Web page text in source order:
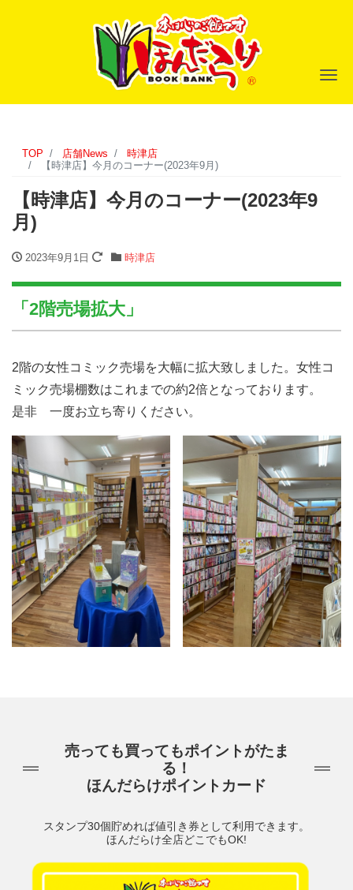
ナ
TOP 店舗News
時津店
【時津店】今月のコーナー(2023年9月)
【時津店】今月のコーナー(2023年9
月)
2023年9月1日 時津店
「2階売場拡大」
2階の女性コミック売場を大幅に拡大致しました。女性コ
ミック売場棚数はこれまでの約2倍となっております。
是非 一度お立ち寄りください。
売っても買ってもポイントがたま
る！
ほんだらけポイントカード
スタンプ30個貯めれば値引き券として利用できます。
ほんだらけ全店どこでもOK!